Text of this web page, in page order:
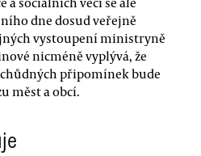
dne dosud veřejně
vystoupení ministryně
nicméně vyplývá, že
připomínek bude
měst a obcí.